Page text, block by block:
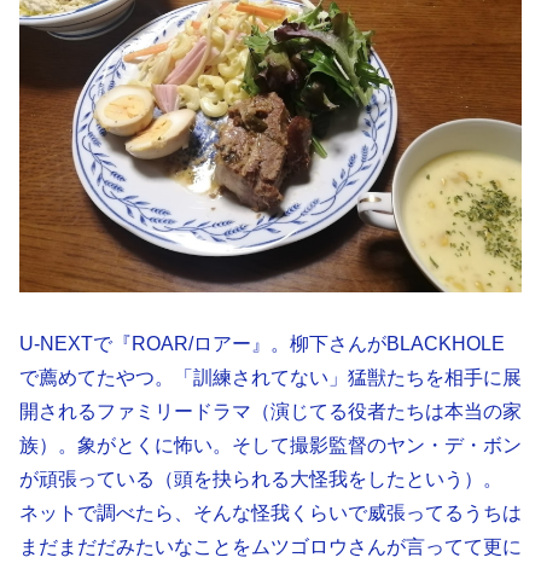
U-NEXTで『ROAR/ロアー』。柳下さんがBLACKHOLE
で薦めてたやつ。「訓練されてない」猛獣たちを相手に展
開されるファミリードラマ（演じてる役者たちは本当の家
族）。象がとくに怖い。そして撮影監督のヤン・デ・ボン
が頑張っている（頭を抉られる大怪我をしたという）。
ネットで調べたら、そんな怪我くらいで威張ってるうちは
まだまだだみたいなことをムツゴロウさんが言ってて更に